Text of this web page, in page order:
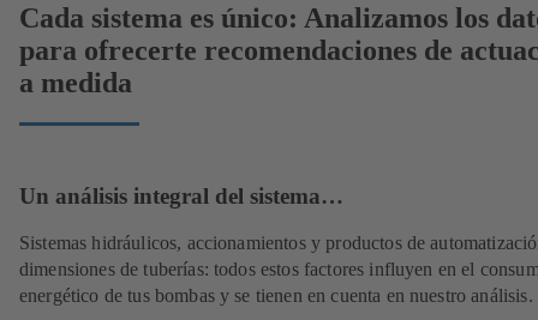
Cada sistema es único: Analizamos los
para ofrecerte recomendaciones de
a medida
Un análisis integral del sistema…
Sistemas hidráulicos, accionamientos y productos de
dimensiones de tuberías: todos estos factores influyen en el
energético de tus bombas y se tienen en cuenta en nuestro análisis.